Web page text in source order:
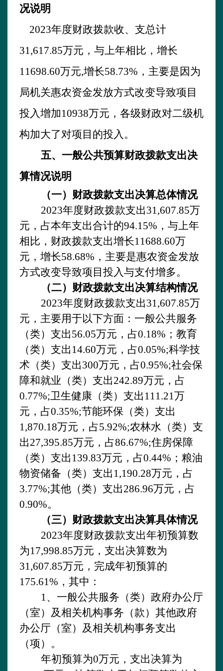
况说明
2023年度财政拨款收、支总计
31,617.85万元，与上年相比，增长
11698.60万元,增长58.73%， 主要是因为
局机关惠农资金发放方式改变导致项目
投入增加10938万元， 各级财政对二级机
构加大了对项目的投入。
五、一般公共预算财政拨款支出决
算情况说明
（一）财政拨款支出决算总体情况
2023年度财政拨款支出31,607.85万
元，占本年支出合计的94.15%，与上年
相比，财政拨款支出增长11688.60万
元，增长58.68%，主要是惠农资金发放
方式改变导致项目投入与支付增多。
（二）财政拨款支出决算结构情况
2023年度财政拨款支出31,607.85万
元，主要用于以下方面：一般公共服务
（类）支出56.05万元，占0.18%；教育
（类）支出 14.60万元，占0.05%;科学技
术（类）支出300万元，占0.95%;社会保
障和就业（类）支出242.89万元，占
0.77%;卫生健康（类）支出 111.21万
元，占0.35%;节能环保（类）支出
1,870.18万元，占5.92%;农林水（类）支
出27,395.85万元，占86.67%;住房保障
（类）支出 139.83万元，占0.44%；粮油
物资储备（类）支出 1,190.28万元，占
3.77%;其他（类）支出286.96万元，占
0.90%。
（三）财政拨款支出决算具体情况
2023年度财政拨款支出年初预算数
为17,998.85万元，支出决算数为
31,607.85万元，完成年初预算的
175.61%，其中：
1、一般公共服务（类）政府办公厅
（室）及相关机构事务（款）其他政府
办公厅（室）及相关机构事务支出
（项）。
年初预算为0万元，支出决算为